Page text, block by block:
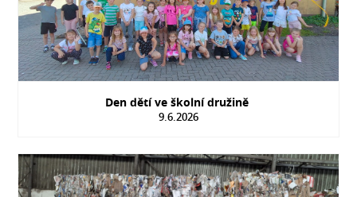
Den dětí ve školní družině
9.6.2026